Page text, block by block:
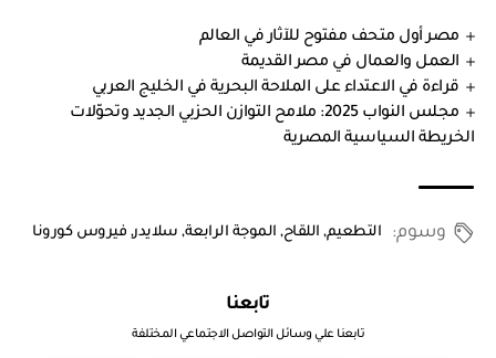
مصر أول متحف مفتوح للآثار في العالم
العمل والعمال في مصر القديمة
قراءة في الاعتداء على الملاحة البحرية في الخليج العربي
مجلس النواب 2025: ملامح التوازن الحزبي الجديد وتحوّلات
الخريطة السياسية المصرية
وسوم: التطعيم,اللقاح,الموجة الرابعة,سلايدر,فيروس كورونا
تابعنا
تابعنا علي وسائل التواصل الاجتماعي المختلفة